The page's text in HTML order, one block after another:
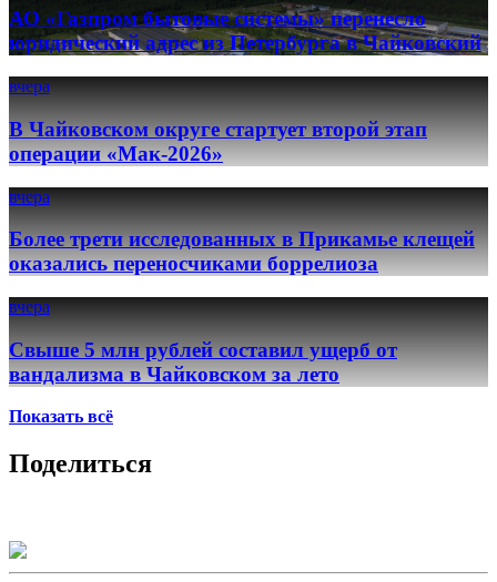
АО «Газпром бытовые системы» перенесло
юридический адрес из Петербурга в Чайковский
вчера
В Чайковском округе стартует второй этап
операции «Мак-2026»
вчера
Более трети исследованных в Прикамье клещей
оказались переносчиками боррелиоза
вчера
Свыше 5 млн рублей составил ущерб от
вандализма в Чайковском за лето
Показать всё
Поделиться